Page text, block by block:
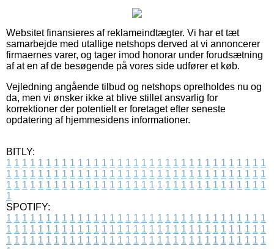
Websitet finansieres af reklameindtægter. Vi har et tæt
samarbejde med utallige netshops derved at vi annoncerer
firmaernes varer, og tager imod honorar under forudsætning
af at en af de besøgende på vores side udfører et køb.
Vejledning angående tilbud og netshops opretholdes nu og
da, men vi ønsker ikke at blive stillet ansvarlig for
korrektioner der potentielt er foretaget efter seneste
opdatering af hjemmesidens informationer.
BITLY:
1 1 1 1 1 1 1 1 1 1 1 1 1 1 1 1 1 1 1 1 1 1 1 1 1 1 1 1 1 1 1 1 1
1 1 1 1 1 1 1 1 1 1 1 1 1 1 1 1 1 1 1 1 1 1 1 1 1 1 1 1 1 1 1 1 1
1 1 1 1 1 1 1 1 1 1 1 1 1 1 1 1 1 1 1 1 1 1 1 1 1 1 1 1 1 1 1 1 1
1
SPOTIFY:
1 1 1 1 1 1 1 1 1 1 1 1 1 1 1 1 1 1 1 1 1 1 1 1 1 1 1 1 1 1 1 1 1
1 1 1 1 1 1 1 1 1 1 1 1 1 1 1 1 1 1 1 1 1 1 1 1 1 1 1 1 1 1 1 1 1
1 1 1 1 1 1 1 1 1 1 1 1 1 1 1 1 1 1 1 1 1 1 1 1 1 1 1 1 1 1 1 1 1